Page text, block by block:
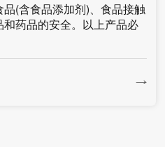
(含食品添加剂)、食品接触
药品的安全。以上产品必